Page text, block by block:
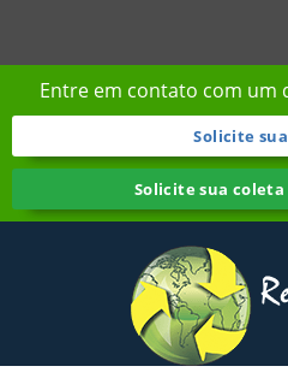
Entre em contato com um
Solicite
Solicite sua